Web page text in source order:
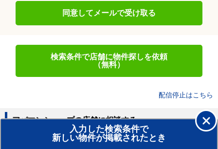
同意してメールで受け取る
検索条件で店舗に物件探しを依頼
（無料）
配信停止はこちら
入力した検索条件で
新しい物件が掲載されたとき
アパマンショップの店舗に相談する
賃貸のプロがお部屋探し！